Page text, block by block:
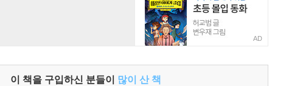
AD
이 책을 구입하신 분들이 많이 산 책